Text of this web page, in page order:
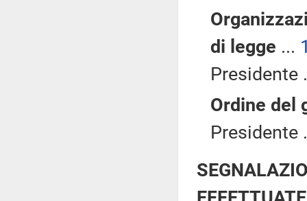
di legge ...
Presidente
Ordine del
Presidente